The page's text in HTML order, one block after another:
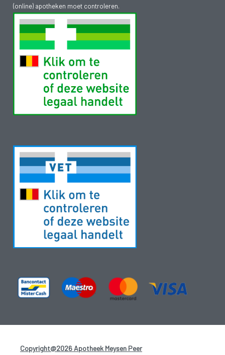
(online) apotheken moet controleren.
Copyright@2026 Apotheek Meysen Peer